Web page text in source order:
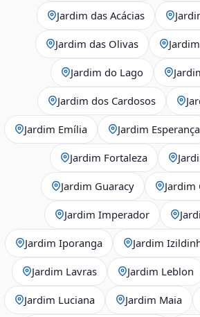
Jardim das Acácias
Jardim das Olivas
Jardim do Lago
Jardim dos Cardosos
Jardim Emília Jardim Esperança
Jardim Fortaleza
Jardim Guaracy
Jardim Imperador
Jardim Iporanga Jardim
Jardim Lavras Jardim Leblon
Jardim Luciana Jardim Maia